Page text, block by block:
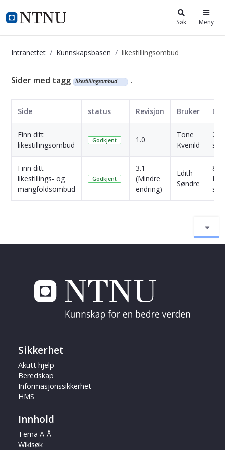
i.ntnu.no Søk Meny
Intranettet Kunnskapsbasen likestillingsombud
Kunnskapsbasen
Sider med tagg likestillingsombud .
Side status Revisjon Bruker
Finn ditt
likestillingsombud
Godkjent 1.0
Tone
Kvenild
2 År
Finn ditt
likestillings- og
mangfoldsombud
Godkjent
3.1
(Mindre
endring)
Edith
Søndre
8
Sikkerhet
Akutt hjelp
Beredskap
Informasjonssikkerhet
HMS
Innhold
Tema A-Å
Wikisøk